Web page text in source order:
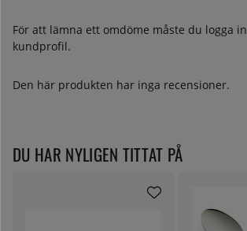
För att lämna ett omdöme måste du logga in
kundprofil.
Den här produkten har inga recensioner.
DU HAR NYLIGEN TITTAT PÅ